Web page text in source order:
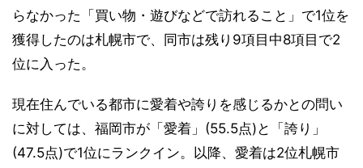
らなかった「買い物・遊びなどで訪れること」で1位を
獲得したのは札幌市で、同市は残り9項目中8項目で2
位に入った。
現在住んでいる都市に愛着や誇りを感じるかとの問い
に対しては、福岡市が「愛着」(55.5点)と「誇り」
(47.5点)で1位にランクイン。以降、愛着は2位札幌市